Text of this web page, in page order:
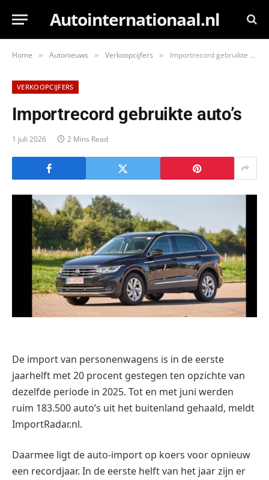
Autointernationaal.nl
Home » Autonieuws » Verkoopcijfers » Importrecord gebruikte auto’s
VERKOOPCIJFERS
Importrecord gebruikte auto’s
1 juli 2026 2 Mins Read
De import van personenwagens is in de eerste
jaarhelft met 20 procent gestegen ten opzichte van
dezelfde periode in 2025. Tot en met juni werden
ruim 183.500 auto’s uit het buitenland gehaald, meldt
ImportRadar.nl.
Daarmee ligt de auto-import op koers voor opnieuw
een recordjaar. In de eerste helft van het jaar zijn er